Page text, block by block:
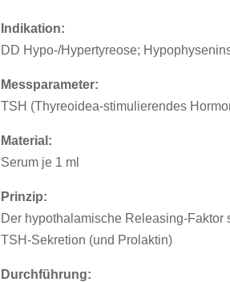
Indikation:
DD Hypo-/Hypertyreose;
Messparameter:
TSH (Thyreoidea-stimulierendes
Material:
Serum je 1 ml
Prinzip:
Der hypothalamische Releasing-Faktor
TSH-Sekretion (und Prolaktin)
Durchführung: